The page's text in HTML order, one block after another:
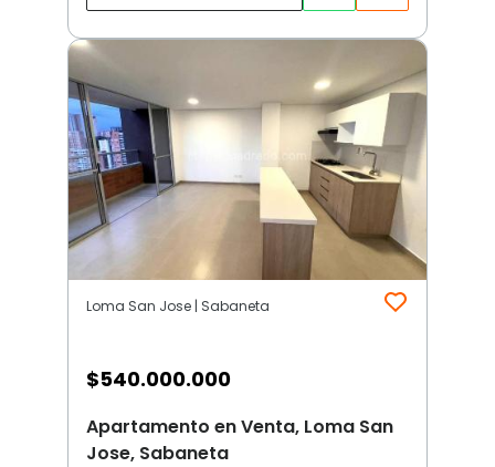
Loma San Jose | Sabaneta
$540.000.000
Apartamento en Venta, Loma San
Jose, Sabaneta